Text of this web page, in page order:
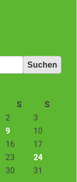
S
S
2
3
9
10
16
17
23
24
30 31